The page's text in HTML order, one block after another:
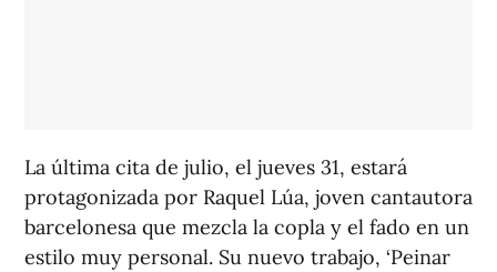
La última cita de julio, el jueves 31, estará
protagonizada por Raquel Lúa, joven cantautora
barcelonesa que mezcla la copla y el fado en un
estilo muy personal. Su nuevo trabajo, ‘Peinar